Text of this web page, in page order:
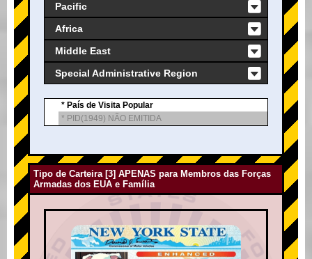
Pacific
Africa
Middle East
Special Administrative Region
* País de Visita Popular
* PID(1949) NÃO EMITIDA
Tipo de Carteira [3] APENAS para Membros das Forças
Armadas dos EUA e Família